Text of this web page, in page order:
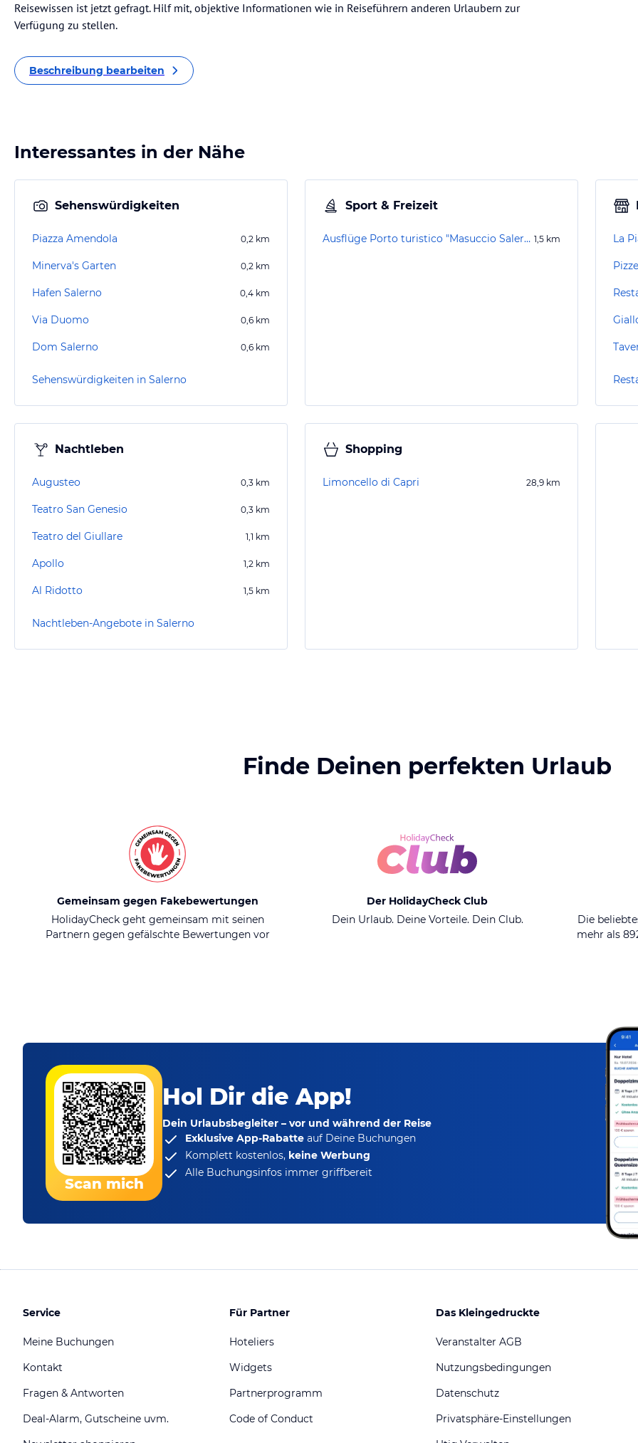
Reisewissen ist jetzt gefragt. Hilf mit, objektive Informationen wie in Reiseführern anderen Urlaubern zur
Verfügung zu stellen.
Beschreibung bearbeiten
Interessantes in der Nähe
Sehenswürdigkeiten
Piazza Amendola 0,2 km
Minerva's Garten 0,2 km
Hafen Salerno 0,4 km
Via Duomo 0,6 km
Dom Salerno 0,6 km
Sehenswürdigkeiten in Salerno
Sport & Freizeit
Ausflüge Porto turistico "Masuccio Salernitano" 1,5 km La
Nachtleben
Augusteo 0,3 km
Teatro San Genesio 0,3 km
Teatro del Giullare 1,1 km
Apollo 1,2 km
Al Ridotto 1,5 km
Nachtleben-Angebote in Salerno
Shopping
Limoncello di Capri 28,9 km
Finde Deinen perfekten Urlaub
Gemeinsam gegen Fakebewertungen
HolidayCheck geht gemeinsam mit seinen
Partnern gegen gefälschte Bewertungen vor
Der HolidayCheck Club
Dein Urlaub. Deine Vorteile. Dein Club.
Die
mehr als
Scan mich
Hol Dir die App!
Dein Urlaubsbegleiter – vor und während der Reise
Exklusive App-Rabatte auf Deine Buchungen
Komplett kostenlos, keine Werbung
Alle Buchungsinfos immer griffbereit
Service
Meine Buchungen
Kontakt
Fragen & Antworten
Deal-Alarm, Gutscheine uvm.
Für Partner
Hoteliers
Widgets
Partnerprogramm
Code of Conduct
Das Kleingedruckte
Veranstalter AGB
Nutzungsbedingungen
Datenschutz
Privatsphäre-Einstellungen